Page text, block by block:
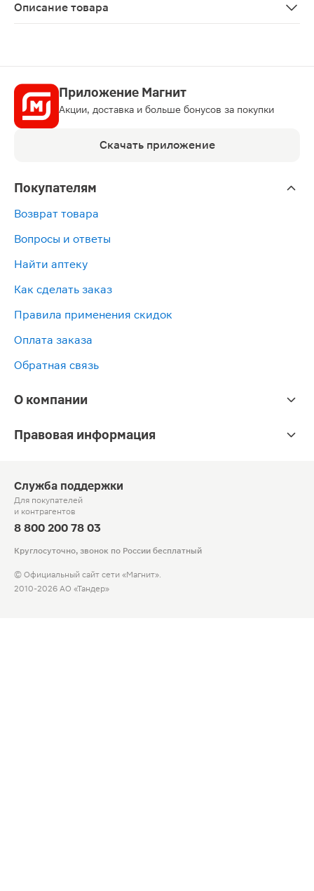
Описание товара
Приложение Магнит
Акции, доставка и больше бонусов за покупки
Скачать приложение
Покупателям
Возврат товара
Вопросы и ответы
Найти аптеку
Как сделать заказ
Правила применения скидок
Оплата заказа
Обратная связь
О компании
Правовая информация
Служба поддержки
Для покупателей
и контрагентов
8 800 200 78 03
Круглосуточно, звонок по России бесплатный
© Официальный сайт сети «Магнит».
2010-2026 АО «Тандер»